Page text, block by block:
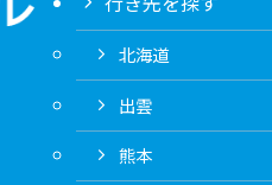
北海道
出雲
熊本